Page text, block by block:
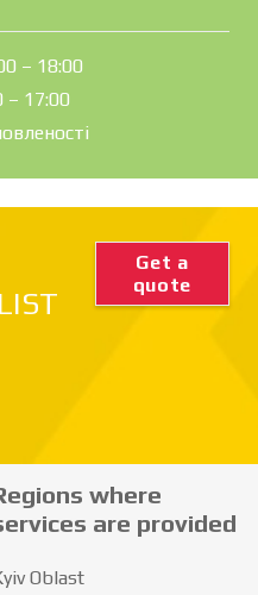
– 18:00
– 17:00
Get a
quote
where
are provided
Oblast